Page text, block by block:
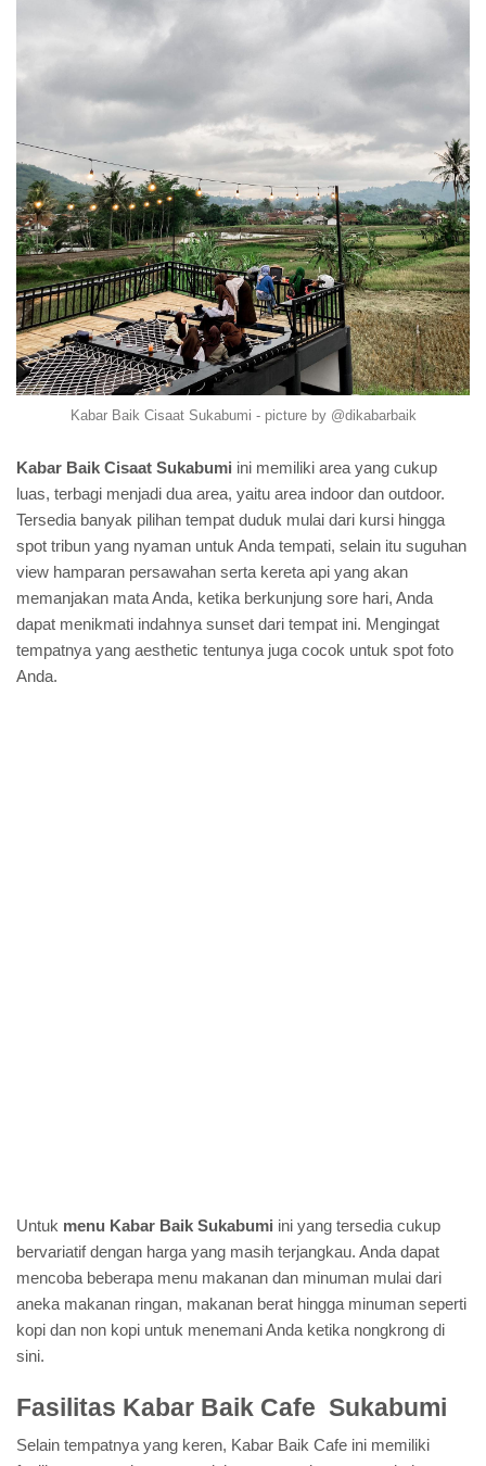
Kabar Baik Cisaat Sukabumi - picture by @dikabarbaik
Kabar Baik Cisaat Sukabumi ini memiliki area yang cukup
luas, terbagi menjadi dua area, yaitu area indoor dan outdoor.
Tersedia banyak pilihan tempat duduk mulai dari kursi hingga
spot tribun yang nyaman untuk Anda tempati, selain itu suguhan
view hamparan persawahan serta kereta api yang akan
memanjakan mata Anda, ketika berkunjung sore hari, Anda
dapat menikmati indahnya sunset dari tempat ini. Mengingat
tempatnya yang aesthetic tentunya juga cocok untuk spot foto
Anda.
Untuk menu Kabar Baik Sukabumi ini yang tersedia cukup
bervariatif dengan harga yang masih terjangkau. Anda dapat
mencoba beberapa menu makanan dan minuman mulai dari
aneka makanan ringan, makanan berat hingga minuman seperti
kopi dan non kopi untuk menemani Anda ketika nongkrong di
sini.
Fasilitas Kabar Baik Cafe Sukabumi
Selain tempatnya yang keren, Kabar Baik Cafe ini memiliki